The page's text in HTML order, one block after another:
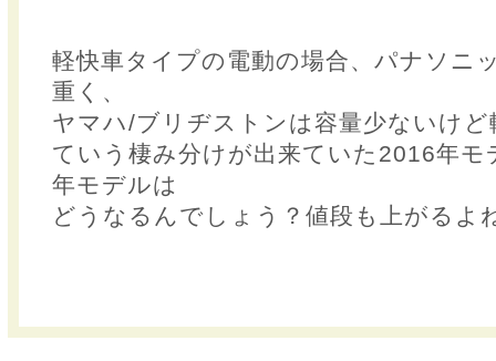
軽快車タイプの電動の場合、パナソニ
重く、
ヤマハ/ブリヂストンは容量少ないけど
ていう棲み分けが出来ていた2016年
年モデルは
どうなるんでしょう？値段も上がるよ